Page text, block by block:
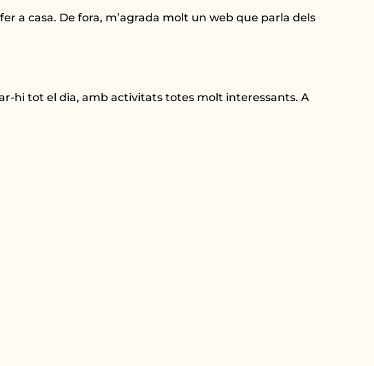
a casa. De fora, m’agrada molt un web que parla dels
hi tot el dia, amb activitats totes molt interessants. A